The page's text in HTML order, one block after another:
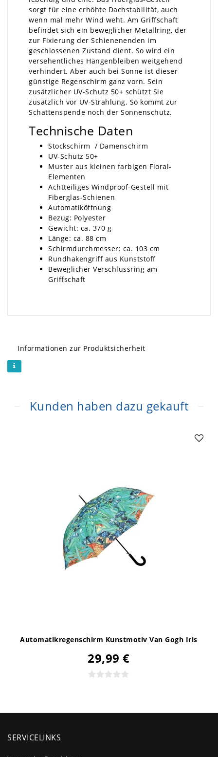
sorgt für eine erhöhte Dachstabilität, auch
wenn mal mehr Wind weht. Am Griffschaft
befindet sich ein beweglicher Metallring, der
zur Fixierung der Schienenenden im
geschlossenen Zustand dient. So wird ein
versehentliches Hängenbleiben weitgehend
verhindert. Aber auch bei Sonne ist dieser
günstige Regenschirm ganz vorn. Sein
zusätzlicher UV-Schutz 50+ schützt Sie
zusätzlich vor UV-Strahlung. So kommt zur
Schattenspende noch der Sonnenschutz.
Technische Daten
Stockschirm / Damenschirm
UV-Schutz 50+
Muster aus kleinen farbigen Floral-
Elementen
Achtteiliges Windproof-Gestell mit
Fiberglas-Schienen
Automatiköffnung
Bezug: Polyester
Gewicht: ca. 370 g
Länge: ca. 88 cm
Schirmdurchmesser: ca. 103 cm
Rundhakengriff aus Kunststoff
Beweglicher Verschlussring am
Griffschaft
Informationen zur Produktsicherheit
Kunden haben dazu gekauft
Automatikregenschirm Kunstmotiv Van Gogh Iris
29,99 €
SERVICELINKS